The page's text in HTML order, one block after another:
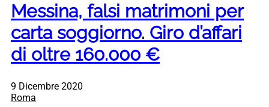
Messina, falsi matrimoni per
carta soggiorno. Giro d’affari
di oltre 160.000 €
9 Dicembre 2020
Roma